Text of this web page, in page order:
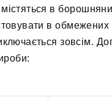
в
в обмежених
зовсім.